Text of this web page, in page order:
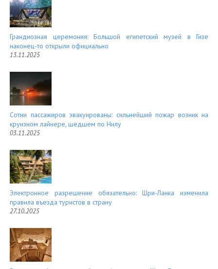
Грандиозная церемония: Большой египетский музей в Гизе
наконец-то открыли официально
13.11.2025
Сотни пассажиров эвакуированы: сильнейший пожар возник на
круизном лайнере, шедшем по Нилу
03.11.2025
Электронное разрешение обязательно: Шри-Ланка изменила
правила въезда туристов в страну
27.10.2025